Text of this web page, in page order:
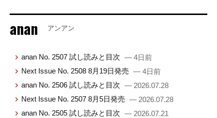
anan アンアン
anan No. 2507 試し読みと目次 — 4日前
Next Issue No. 2508 8月19日発売 — 4日前
anan No. 2506 試し読みと目次 — 2026.07.28
Next Issue No. 2507 8月5日発売 — 2026.07.28
anan No. 2505 試し読みと目次 — 2026.07.21